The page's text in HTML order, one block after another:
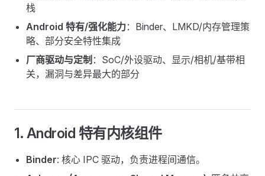
栈
Android 特有/强化能力：Binder、LMKD/内存管理策
略、部分安全特性集成
厂商驱动与定制 ：SoC/外设驱动、显示/相机/基带相
关，漏洞与差异最大的部分
1. Android 特有内核组件
Binder: 核心 IPC 驱动，负责进程间通信。